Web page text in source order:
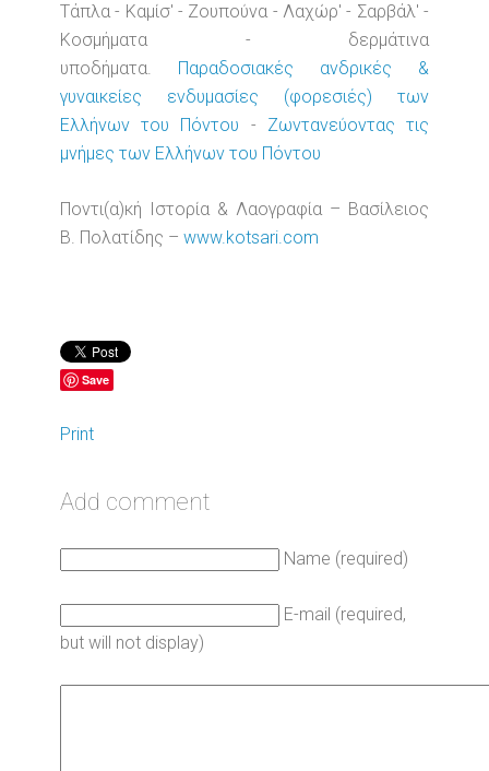
Τάπλα - Καμίσ' - Ζουπούνα - Λαχώρ' - Σαρβάλ' -
Κοσμήματα - δερμάτινα
υποδήματα. Παραδοσιακές ανδρικές &
γυναικείες ενδυμασίες (φορεσιές) των
Ελλήνων του Πόντου - Ζωντανεύοντας τις
μνήμες των Ελλήνων του Πόντου
Ποντι(α)κή Ιστορία & Λαογραφία – Βασίλειος
Β. Πολατίδης – www.kotsari.com
Save
Print
Add comment
Name (required)
E-mail (required,
but will not display)